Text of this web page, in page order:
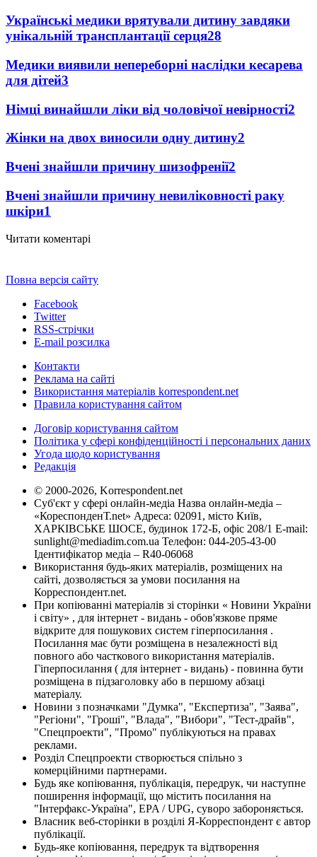
Українські медики врятували дитину завдяки
унікальній трансплантації серця28
Медики виявили непереборні наслідки кесарева
для дітей3
Німці винайшли ліки від чоловічої невірності2
Жінки на двох виносили одну дитину2
Вчені знайшли причину шизофренії2
Вчені знайшли причину невиліковності раку
шкіри1
Читати коментарі
Повна версія сайту
Facebook
Twitter
RSS-стрічки
E-mail розсилка
Контакти
Реклама на сайті
Використання матеріалів korrespondent.net
Правила користування сайтом
Договір користування сайтом
Політика у сфері конфіденційності і персональних даних
Угода щодо користування
Редакція
© 2000-2026, Korrespondent.net
Суб'єкт у сфері онлайн-медіа Назва онлайн-медіа –
«КореспонденТ.net» Адреса: 02091, місто Київ,
ХАРКІВСЬКЕ ШОСЕ, будинок 172-Б, офіс 208/1 E-mail:
sunlight@mediadim.com.ua Телефон: 044-205-43-00
Ідентифікатор медіа – R40-06068
Використання будь-яких матеріалів, розміщених на
сайті, дозволяється за умови посилання на
Корреспондент.net.
При копіюванні матеріалів зі сторінки « Новини України
і світу» , для інтернет - видань - обов'язкове пряме
відкрите для пошукових систем гіперпосилання .
Посилання має бути розміщена в незалежності від
повного або часткового використання матеріалів.
Гіперпосилання ( для інтернет - видань) - повинна бути
розміщена в підзаголовку або в першому абзаці
матеріалу.
Новини з позначками "Думка", "Експертиза", "Заява",
"Регіони", "Гроші", "Влада", "Вибори", "Тест-драйв",
"Спецпроекти", "Промо" публікуються на правах
реклами.
Розділ Спецпроекти створюється спільно з
комерційними партнерами.
Будь яке копіювання, публікація, передрук, чи наступне
поширення інформації, що містить посилання на
"Інтерфакс-Україна", EPA / UPG, суворо забороняється.
Власник веб-сторінки в розділі Я-Корреспондент є автор
публікації.
Будь-яке копіювання, передрук та відтворення